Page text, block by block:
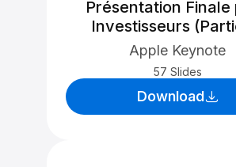
Présentation Finale
Investisseurs
Apple Keynote
57 Slides
Download